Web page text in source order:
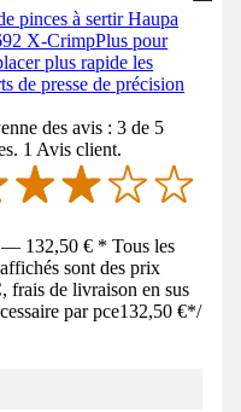
pinces à sertir Haupa
X-CrimpPlus pour
plus rapide les
de presse de précision
des avis : 3 de 5
1 Avis client.
132,50 € * Tous les
sont des prix
frais de livraison en sus
par pce132,50 €*/